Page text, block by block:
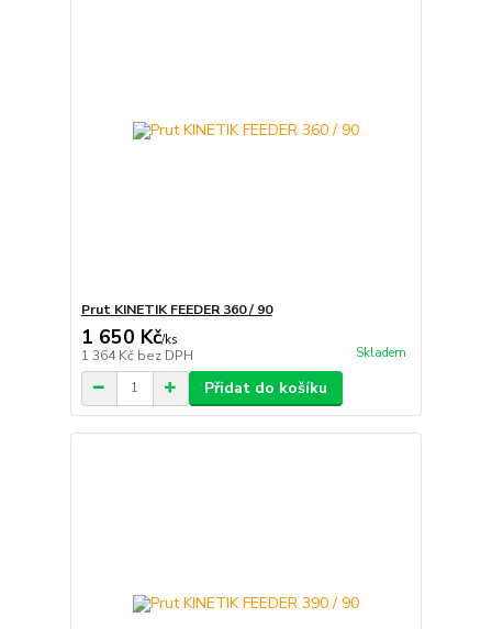
Prut KINETIK FEEDER 360 / 90
1 650 Kč/ks
1 364 Kč bez DPH Skladem
Přidat do košíku